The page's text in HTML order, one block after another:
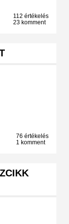
112 értékelés
23 komment
76 értékelés
1 komment